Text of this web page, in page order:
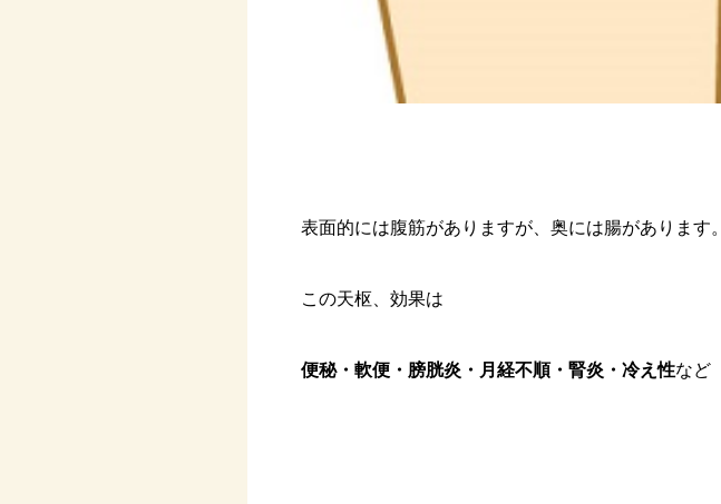
表面的には腹筋がありますが、奥には腸があります。
この天枢、効果は
便秘・軟便・膀胱炎・月経不順・腎炎・冷え性など